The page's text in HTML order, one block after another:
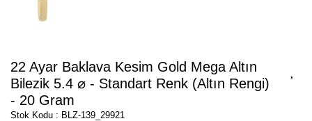
22 Ayar Baklava Kesim Gold Mega Altın
Bilezik 5.4 ⌀ - Standart Renk (Altın Rengi)
- 20 Gram
Stok Kodu : BLZ-139_29921